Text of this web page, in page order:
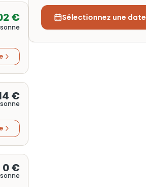
€
€
0 €
Sélectionnez une date